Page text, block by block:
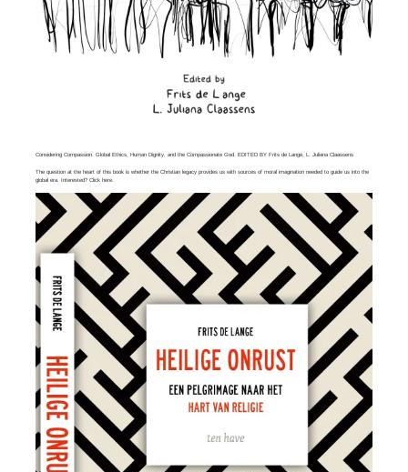
Considering Compassion. Global Ethics, Human Dignity, and the Compassionate God. EDITED BY Frits de Lange, L. Juliana Claassens
The question at the heart of this book is whether the Christian legacy provides us with sources of moral imagination needed to guide us into the
global era. Interested? Clickhere